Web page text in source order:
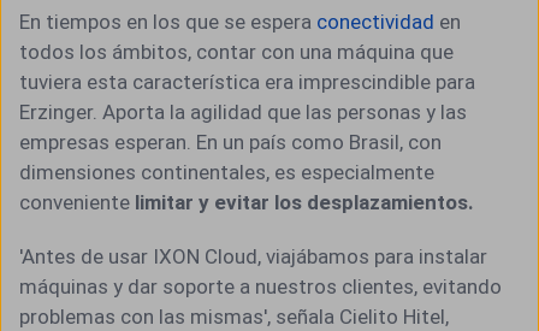
En tiempos en los que se espera conectividad en
todos los ámbitos, contar con una máquina que
tuviera esta característica era imprescindible para
Erzinger. Aporta la agilidad que las personas y las
empresas esperan. En un país como Brasil, con
dimensiones continentales, es especialmente
conveniente limitar y evitar los desplazamientos.
'Antes de usar IXON Cloud, viajábamos para instalar
máquinas y dar soporte a nuestros clientes, evitando
problemas con las mismas', señala Cielito Hitel,